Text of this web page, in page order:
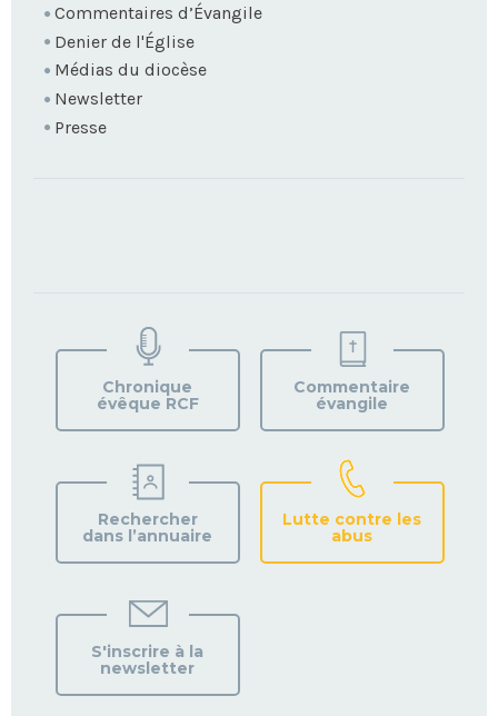
Commentaires d’Évangile
Denier de l'Église
Médias du diocèse
Newsletter
Presse
VOTRE
PAROISSE
Chronique
évêque RCF
Commentaire
évangile
Rechercher
dans l’annuaire
Lutte contre les
abus
S'inscrire à la
newsletter